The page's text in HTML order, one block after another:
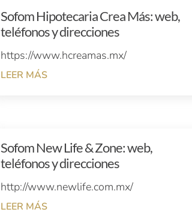
Sofom Hipotecaria Crea Más: web,
teléfonos y direcciones
https://www.hcreamas.mx/
LEER MÁS
Sofom New Life & Zone: web,
teléfonos y direcciones
http://www.newlife.com.mx/
LEER MÁS